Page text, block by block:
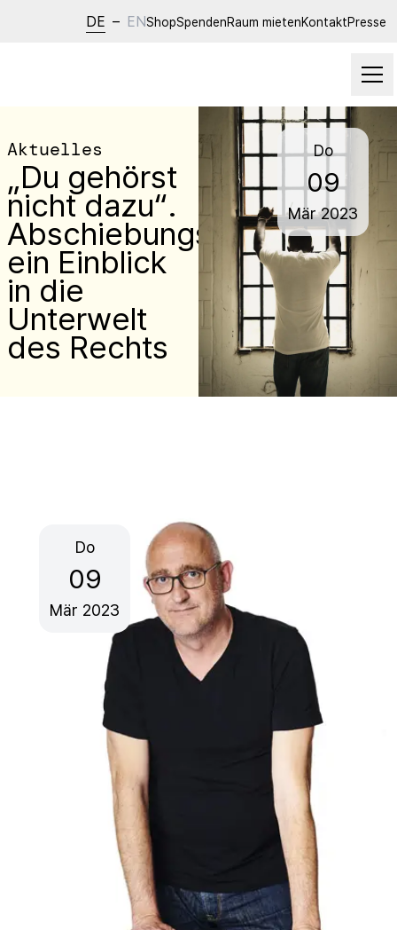
DE – ENShopSpendenRaum mietenKontaktPresse
Aktuelles
„Du gehörst
nicht dazu“.
Abschiebungshaft,
ein Einblick
in die
Unterwelt
des Rechts
Do
09
Mär 2023
Do
09
Mär 2023